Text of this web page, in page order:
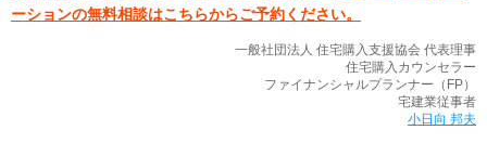
ーションの無料相談はこちらからご予約ください。
一般社団法人 住宅購入支援協会 代表理事
住宅購入カウンセラー
ファイナンシャルプランナー（FP）
宅建業従事者
小日向 邦夫